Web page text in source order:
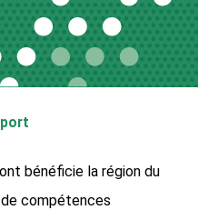
bénéficie la région du
compétences